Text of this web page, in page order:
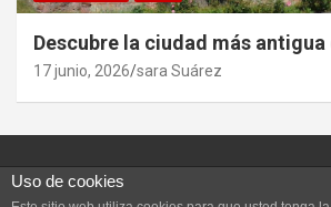
Descubre la ciudad más
17 junio, 2026 sara Suárez
Uso de cookies